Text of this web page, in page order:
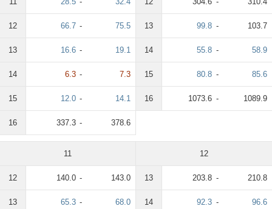
12 66.7 - 75.5
13 16.6 - 19.1
14 6.3 - 7.3
15 12.0 - 14.1
16 337.3 - 378.6
13 99.8 - 103.7
14 55.8 - 58.9
15 80.8 - 85.6
16 1073.6 - 1089.9
11
12 140.0 - 143.0
13 65.3 - 68.0
12
13 203.8 - 210.8
14 92.3 - 96.6